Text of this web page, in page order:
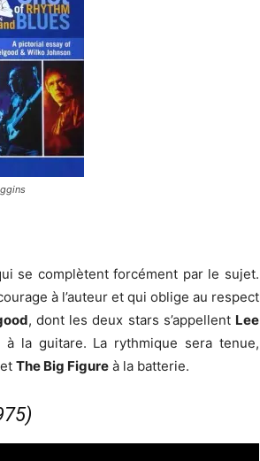
se complètent forcément par le sujet.
à l’auteur et qui oblige au respect
, dont les deux stars s’appellent Lee
à la guitare. La rythmique sera tenue,
The Big Figure à la batterie.